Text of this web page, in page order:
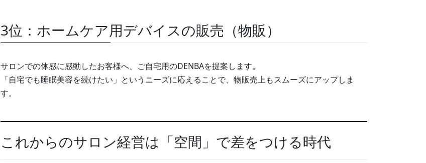
3位：ホームケア用デバイスの販売（物販）
サロンでの体感に感動したお客様へ、ご自宅用のDENBAを提案します。
「自宅でも睡眠美容を続けたい」というニーズに応えることで、物販売上もスムーズにアップしま
す。
これからのサロン経営は「空間」で差をつける時代